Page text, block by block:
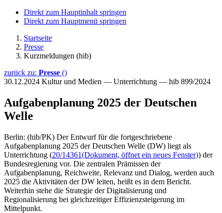
Direkt zum Hauptinhalt springen
Direkt zum Hauptmenü springen
Startseite
Presse
Kurzmeldungen (hib)
zurück zu: Presse ()
30.12.2024 Kultur und Medien — Unterrichtung — hib 899/2024
Aufgabenplanung 2025 der Deutschen
Welle
Berlin: (hib/PK) Der Entwurf für die fortgeschriebene
Aufgabenplanung 2025 der Deutschen Welle (DW) liegt als
Unterrichtung (20/14361(Dokument, öffnet ein neues Fenster)) der
Bundesregierung vor. Die zentralen Prämissen der
Aufgabenplanung, Reichweite, Relevanz und Dialog, werden auch
2025 die Aktivitäten der DW leiten, heißt es in dem Bericht.
Weiterhin stehe die Strategie der Digitalisierung und
Regionalisierung bei gleichzeitiger Effizienzsteigerung im
Mittelpunkt.